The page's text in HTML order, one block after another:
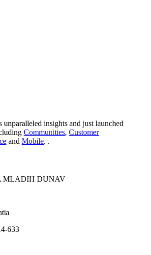
unparalleled insights and just launched
Communities, Customer
and Mobile. .
MLADIH DUNAV
633